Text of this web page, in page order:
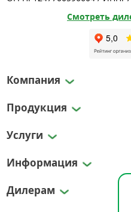
Смотреть
Компания
Продукция
Услуги
Информация
Дилерам